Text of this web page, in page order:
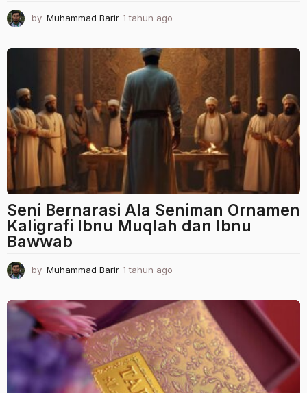
by Muhammad Barir 1 tahun ago
h
n
a
g
o
Seni Bernarasi Ala Seniman Ornamen
Kaligrafi Ibnu Muqlah dan Ibnu
Bawwab
by Muhammad Barir 1 tahun ago
h
u
n
a
g
o